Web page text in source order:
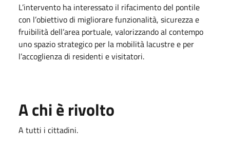
L’intervento ha interessato il rifacimento del pontile
con l’obiettivo di migliorare funzionalità, sicurezza e
fruibilità dell’area portuale, valorizzando al contempo
uno spazio strategico per la mobilità lacustre e per
l’accoglienza di residenti e visitatori.
A chi è rivolto
A tutti i cittadini.